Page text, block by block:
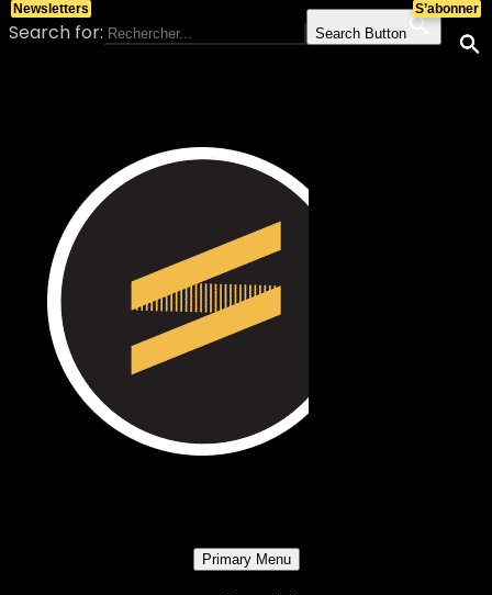
Search for: Search Button
Primary Menu
S’abonner
Newsletters